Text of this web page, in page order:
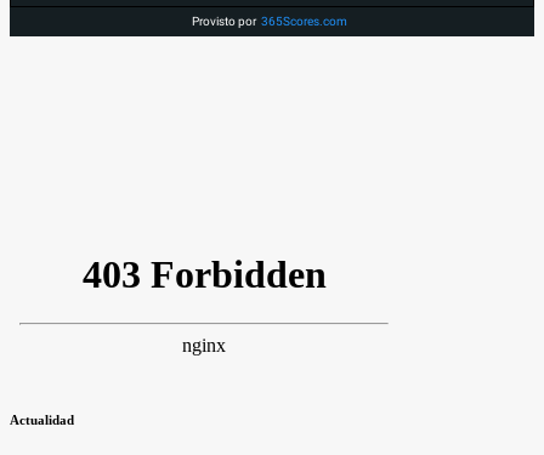
Provisto por 365Scores.com
Actualidad